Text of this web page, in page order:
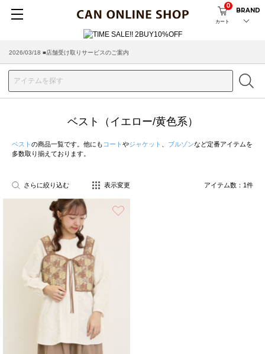
カート
0
BRAND
2026/03/18 ■店舗受け取りサービスのご案内
ベスト（イエロー/黄色系）
ベスト の商品一覧です。他にも コート やジャケット ブルゾンなど定番アイテムを
多数取り揃えております。
さらに絞り込む 表示変更 アイテム数： 1件